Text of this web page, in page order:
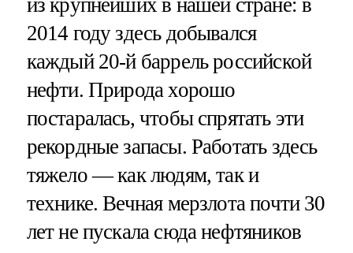
из крупнейших в нашей стране: в
2014 году здесь добывался
каждый 20-й баррель российской
нефти. Природа хорошо
постаралась, чтобы спрятать эти
рекордные запасы. Работать здесь
тяжело — как людям, так и
технике. Вечная мерзлота почти 30
лет не пускала сюда нефтяников